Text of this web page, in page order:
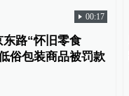
00:17
东路“怀旧零食
俗包装商品被罚款